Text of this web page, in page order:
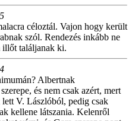
céloztál. Vajon hogy került
szól. Rendezés inkább ne
illőt találjanak ki.
Albertnak
és nem csak azért, mert
V. Lászlóból, pedig csak
kellene látszania. Kelenről